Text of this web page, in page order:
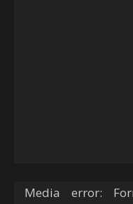
Tocador
Media error: